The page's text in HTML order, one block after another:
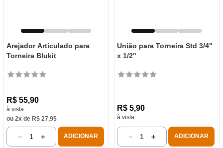
Arejador Articulado para
Torneira Blukit
R$ 55,90
à vista
ou 2x de R$ 27,95
＋
－ ADICIONAR
União para Torneira Std 3/4"
x 1/2"
R$ 5,90
à vista
＋
－ ADICIONAR